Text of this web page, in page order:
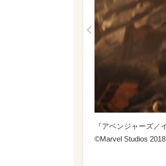
『アベンジャーズ／
©Marvel Studios 2018